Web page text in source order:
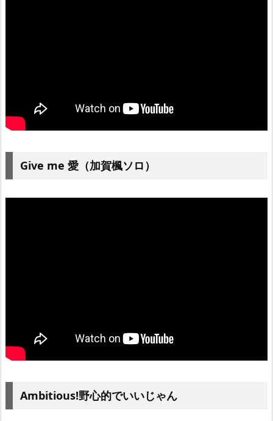
Give me 愛 （加賀楓ソロ）
Ambitious!野心的でいいじゃん